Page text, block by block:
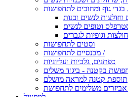
בגדי גוף ומחוכים לתחפושות
וחולצות לנשים ובנות
וטופים לנשים
חולצות וגופיות לגברים
וסטים לתחפושות
מכנסיים לתחפושות /
כפתנים, גלביות ועליוניות
בקטנה - ביגוד משלים
תוספת קטנה למראה מושלם
משלימים לתחפושת